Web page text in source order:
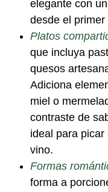
elegante con
desde el primer
Platos
que incluya
quesos
Adiciona
miel o
contraste de
ideal para
vino.
Formas
forma a